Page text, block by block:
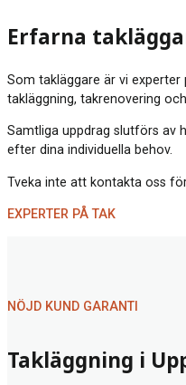
Erfarna
Som takläggare är vi
takläggning, takrenovering
Samtliga uppdrag slutförs av
efter dina individuella behov.
Tveka inte att kontakta oss
EXPERTER PÅ TAK
Takläggning i
NÖJD KUND GARANTI